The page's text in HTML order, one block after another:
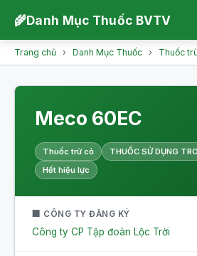
🌾Danh Mục Thuốc BVTV
Trang chủ › Danh Mục Thuốc › Thuốc
Meco 60EC
Thuốc trừ cỏ
THUỐC SỬ DỤNG
Hết hiệu lực
🏢 CÔNG TY ĐĂNG KÝ
Công ty CP Tập đoàn Lộc Trời